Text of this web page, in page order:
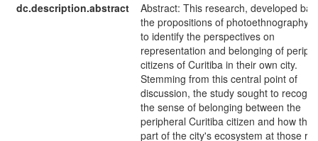
dc.description.abstract
Abstract: This research, developed
the propositions of photoethnography,
to identify the perspectives on
representation and belonging of
citizens of Curitiba in their own city.
Stemming from this central point of
discussion, the study sought to
the sense of belonging between the
peripheral Curitiba citizen and how
part of the city's ecosystem at those